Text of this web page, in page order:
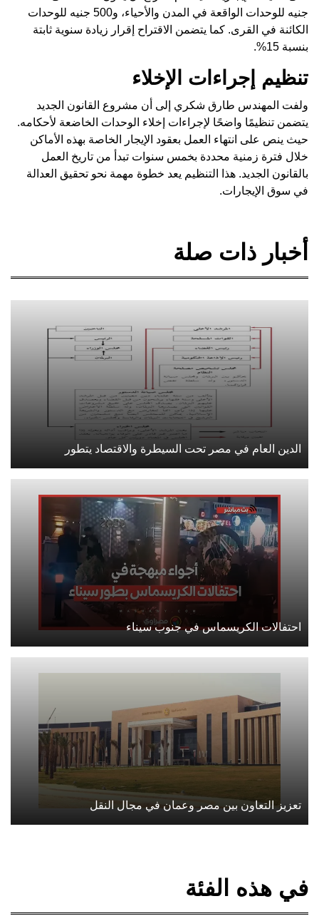
جنيه للوحدات الواقعة في المدن والأحياء، و500 جنيه للوحدات
الكائنة في القرى. كما يتضمن الاقتراح إقرار زيادة سنوية ثابتة
بنسبة 15%.
تنظيم إجراءات الإخلاء
ولفت المهندس طارق شكري إلى أن مشروع القانون الجديد
يتضمن تنظيمًا واضحًا لإجراءات إخلاء الوحدات الخاضعة لأحكامه.
حيث ينص على انتهاء العمل بعقود الإيجار الخاصة بهذه الأماكن
خلال فترة زمنية محددة بخمس سنوات تبدأ من تاريخ العمل
بالقانون الجديد. هذا التنظيم يعد خطوة مهمة نحو تحقيق العدالة
في سوق الإيجارات.
أخبار ذات صلة
الدين العام في مصر تحت السيطرة والاقتصاد يتطور
احتفالات الكريسماس في جنوب سيناء
تعزيز التعاون بين مصر وعمان في مجال النقل
في هذه الفئة